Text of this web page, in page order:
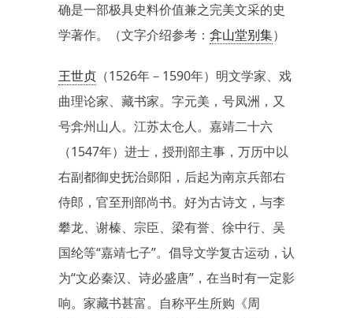
确是一部极具史料价值兼之完美文采的史
学著作。（文字介绍参考： 弇山堂别集）
王世贞 （1526年－1590年）明文学家、戏
曲理论家、藏书家。字元美，号凤洲，又
号弇州山人。江苏太仓人。嘉靖二十六
（1547年）进士，授刑部主事，万历中以
右副都御史抚治郧阳，后起为南京兵部右
侍郎，官至刑部尚书。好为古诗文，与李
攀龙、谢榛、宗臣、梁有誉、徐中行、吴
国纶等“嘉靖七子”。倡导文学复古运动，认
为“文必秦汉、诗必盛唐”，在当时有一定影
响。家藏书甚富。自称平生所购《周